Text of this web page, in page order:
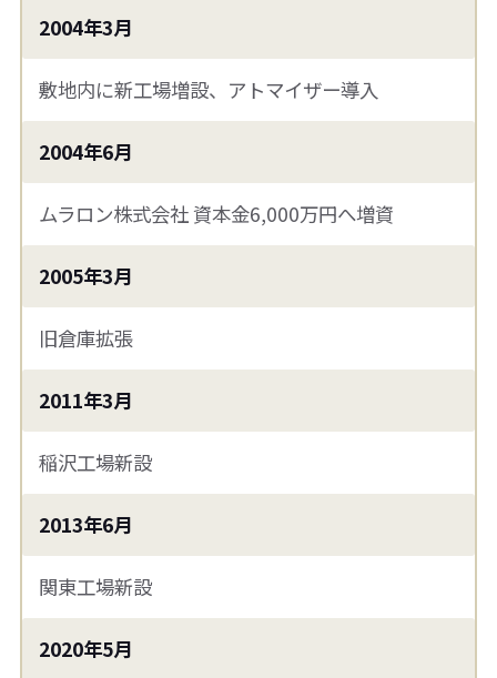
2004年3月
敷地内に新工場増設、アトマイザー導入
2004年6月
ムラロン株式会社 資本金6,000万円へ増資
2005年3月
旧倉庫拡張
2011年3月
稲沢工場新設
2013年6月
関東工場新設
2020年5月